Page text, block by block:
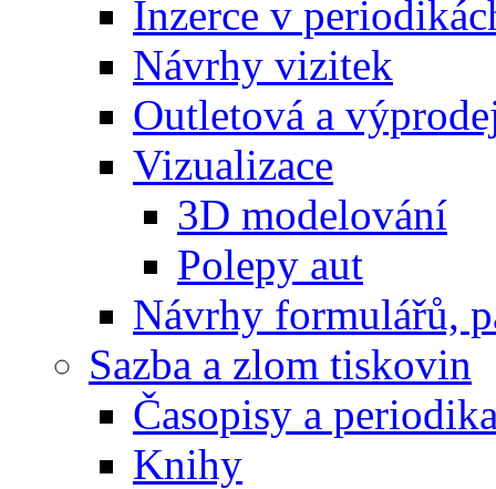
Inzerce v
Návrhy vizitek
Outletová a
Vizualizace
3D modelování
Polepy aut
Návrhy formulářů,
Sazba a zlom tiskovin
Časopisy a
Knihy